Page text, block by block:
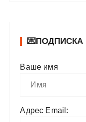
💌ПОДПИСКА
Ваше имя
Адрес Email: